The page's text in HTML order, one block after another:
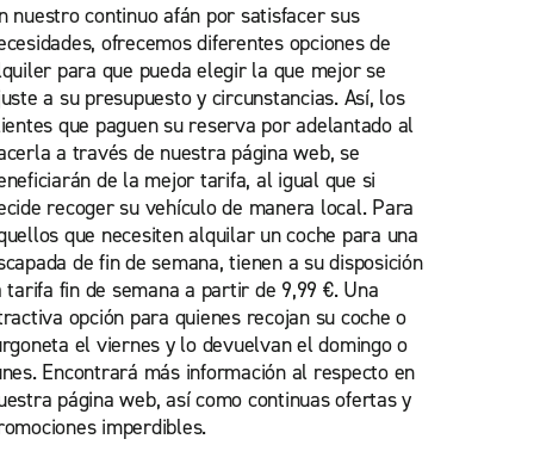
nuestro continuo afán por satisfacer sus
ofrecemos diferentes opciones de
para que pueda elegir la que mejor se
a su presupuesto y circunstancias. Así, los
que paguen su reserva por adelantado al
a través de nuestra página web, se
de la mejor tarifa, al igual que si
recoger su vehículo de manera local. Para
que necesiten alquilar un coche para una
de fin de semana, tienen a su disposición
tarifa fin de semana a partir de 9,99 €. Una
opción para quienes recojan su coche o
el viernes y lo devuelvan el domingo o
Encontrará más información al respecto en
página web, así como continuas ofertas y
imperdibles.